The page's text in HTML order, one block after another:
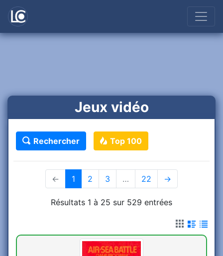
Jeux vidéo
Rechercher Top 100
← 1 (current)
2 3 … 22 →
Résultats 1 à 25 sur 529 entrées